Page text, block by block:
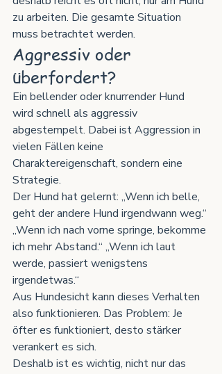
zu arbeiten. Die gesamte Situation
muss betrachtet werden.
Aggressiv oder
überfordert?
Ein bellender oder knurrender Hund
wird schnell als aggressiv
abgestempelt. Dabei ist Aggression in
vielen Fällen keine
Charaktereigenschaft, sondern eine
Strategie.
Der Hund hat gelernt: „Wenn ich belle,
geht der andere Hund irgendwann weg.“
„Wenn ich nach vorne springe, bekomme
ich mehr Abstand.“ „Wenn ich laut
werde, passiert wenigstens
irgendetwas.“
Aus Hundesicht kann dieses Verhalten
also funktionieren. Das Problem: Je
öfter es funktioniert, desto stärker
verankert es sich.
Deshalb ist es wichtig, nicht nur das